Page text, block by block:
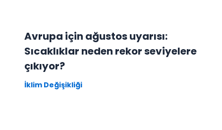
Avrupa için ağustos uyarısı:
Sıcaklıklar neden rekor seviyelere
çıkıyor?
İklim Değişikliği